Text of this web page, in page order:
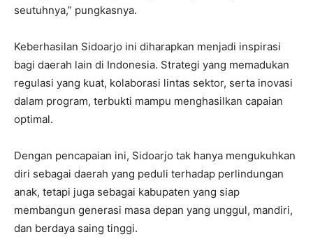
seutuhnya,” pungkasnya.
Keberhasilan Sidoarjo ini diharapkan menjadi inspirasi
bagi daerah lain di Indonesia. Strategi yang memadukan
regulasi yang kuat, kolaborasi lintas sektor, serta inovasi
dalam program, terbukti mampu menghasilkan capaian
optimal.
Dengan pencapaian ini, Sidoarjo tak hanya mengukuhkan
diri sebagai daerah yang peduli terhadap perlindungan
anak, tetapi juga sebagai kabupaten yang siap
membangun generasi masa depan yang unggul, mandiri,
dan berdaya saing tinggi.